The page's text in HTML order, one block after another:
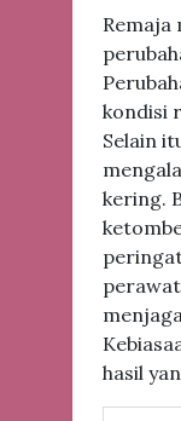
Remaja
kondisi
Selain
kering.
hasil